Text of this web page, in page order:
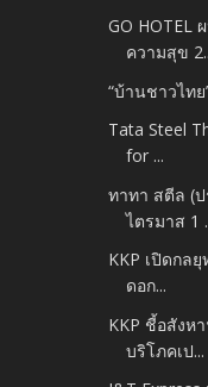
GO HOTEL
ความสุข
“บ้านชาวไท
Tata Steel
for ...
ทาทา สตีล (ป
ไตรมาส 1
KKP เปิดกล
ดอก...
KKP ชี้อสังห
บริโภคเป...